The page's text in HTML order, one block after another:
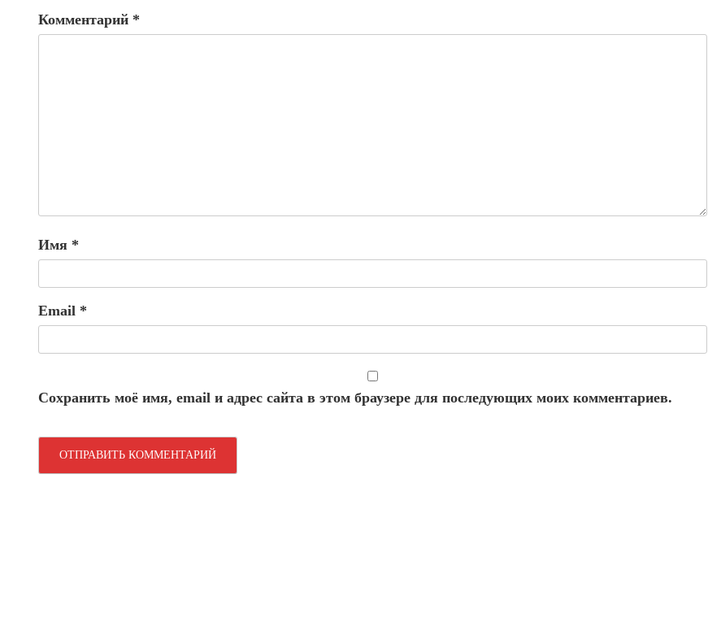
Комментарий *
Имя *
Email *
Сохранить моё имя, email и адрес сайта в этом браузере для последующих моих комментариев.